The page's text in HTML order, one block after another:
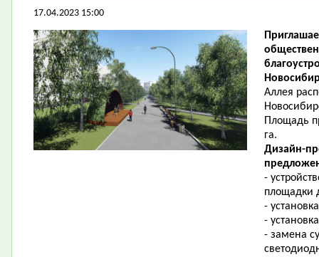
17.04.2023 15:00
Аллея
Площадь
га.
Дизайн-
-
площадки
-
-
- замена